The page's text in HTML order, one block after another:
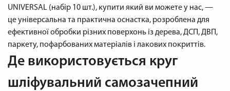
UNIVERSAL (набір 10 шт.), купити який ви можете у нас, —
це універсальна та практична оснастка, розроблена для
ефективної обробки різних поверхонь із дерева, ДСП, ДВП,
паркету, пофарбованих матеріалів і лакових покриттів.
Де використовується круг
шліфувальний самозачепний